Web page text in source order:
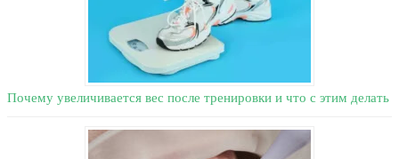
Почему увеличивается вес после тренировки и что с этим делать